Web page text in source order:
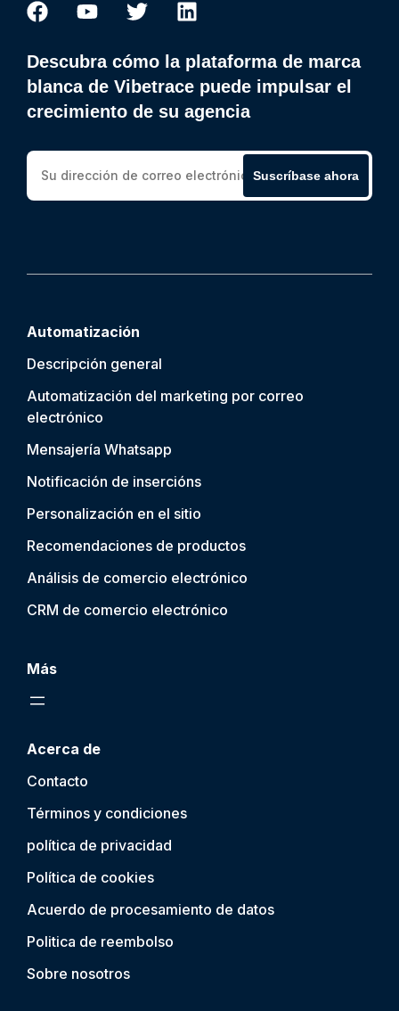
Descubra cómo la plataforma de marca
blanca de Vibetrace puede impulsar el
crecimiento de su agencia
Suscríbase ahora
Automatización
Descripción general
Automatización del marketing por correo
electrónico
Mensajería Whatsapp
Notificación de insercións
Personalización en el sitio
Recomendaciones de productos
Análisis de comercio electrónico
CRM de comercio electrónico
Más
Acerca de
Contacto
Términos y condiciones
política de privacidad
Política de cookies
Acuerdo de procesamiento de datos
Politica de reembolso
Sobre nosotros